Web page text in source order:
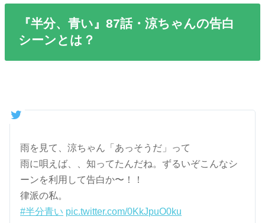
『半分、青い』87話・涼ちゃんの告白
シーンとは？
雨を見て、涼ちゃん「あっそうだ」って
雨に唄えば、、知ってたんだね。ずるいぞこんなシ
ーンを利用して告白か〜！！
律派の私。
#半分青い pic.twitter.com/0KkJpuO0ku